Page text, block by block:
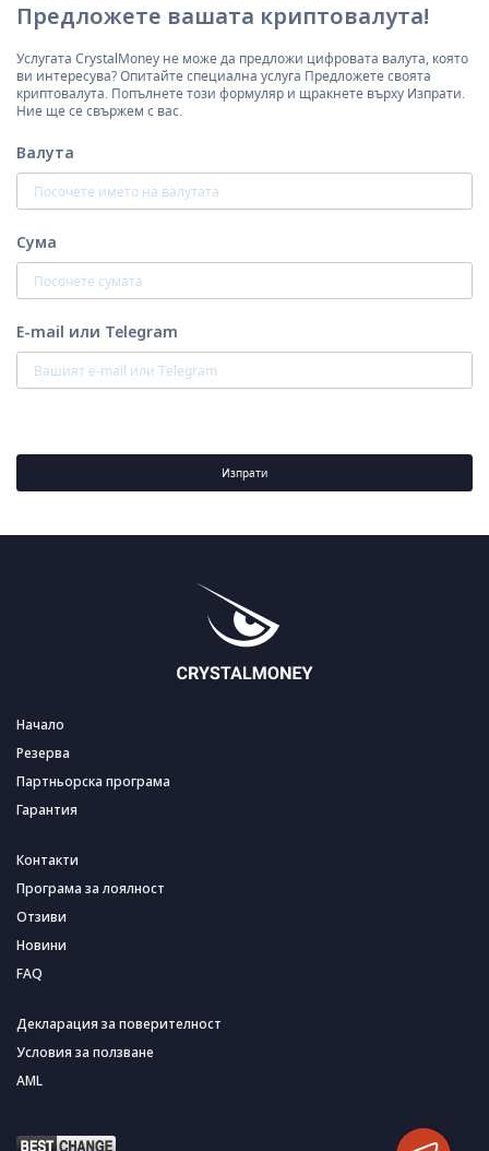
Предложете вашата криптовалута!
Услугата CrystalMoney не може да предложи цифровата валута, която
ви интересува? Опитайте специална услуга Предложете своята
криптовалута. Попълнете този формуляр и щракнете върху Изпрати.
Ние ще се свържем с вас.
Валута
Сума
E-mail или Telegram
Изпрати
Начало
Резерва
Партньорска програма
Гарантия
Контакти
Програма за лоялност
Отзиви
Новини
FAQ
Декларация за поверителност
Условия за ползване
AML